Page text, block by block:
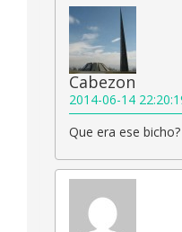
Cabezon
2014-06-14
Que era ese bicho?